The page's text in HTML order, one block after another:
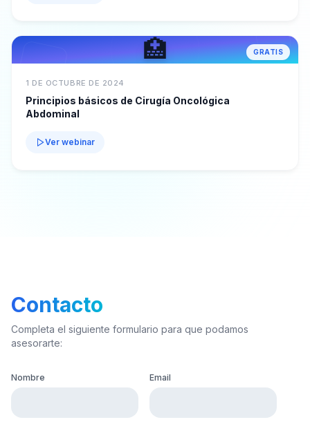
🏥 GRATIS
1 DE OCTUBRE DE 2024
Principios básicos de Cirugía Oncológica
Abdominal
Ver webinar
Contacto
Completa el siguiente formulario para que podamos
asesorarte:
Nombre Email